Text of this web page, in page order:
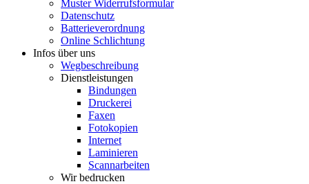
Muster Widerrufsformular
Datenschutz
Batterieverordnung
Online Schlichtung
Infos über uns
Wegbeschreibung
Dienstleistungen
Bindungen
Druckerei
Faxen
Fotokopien
Internet
Laminieren
Scannarbeiten
Wir bedrucken